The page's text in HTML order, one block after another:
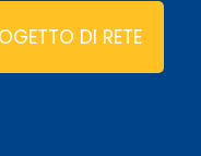
DI RETE